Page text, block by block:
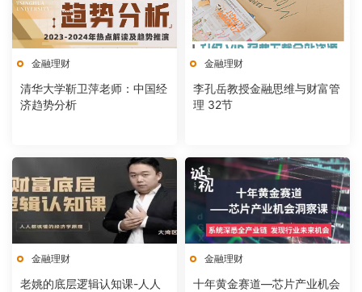
金融理财
清华大学靳卫萍老师：中国经
济趋势分析
金融理财
李孔岳教授金融思维与财富管
理 32节
金融理财
老姚的底层逻辑认知课-人人
金融理财
十年黄金赛道—芯片产业机会